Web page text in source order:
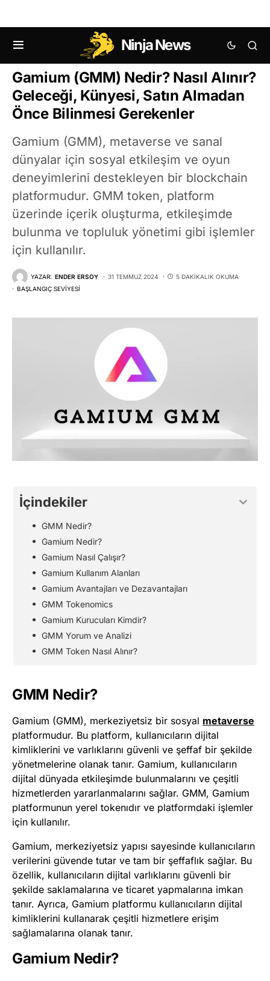
Ninja News
METAVERSE
Gamium (GMM) Nedir? Nasıl Alınır?
Geleceği, Künyesi, Satın Almadan
Önce Bilinmesi Gerekenler
Gamium (GMM), metaverse ve sanal
dünyalar için sosyal etkileşim ve oyun
deneyimlerini destekleyen bir blockchain
platformudur. GMM token, platform
üzerinde içerik oluşturma, etkileşimde
bulunma ve topluluk yönetimi gibi işlemler
için kullanılır.
YAZAR: ENDER ERSOY 31 TEMMUZ 2024
5 DAKIKALIK OKUMA
BAŞLANGIÇ SEVIYESI
İçindekiler
GMM Nedir?
Gamium Nedir?
Gamium Nasıl Çalışır?
Gamium Kullanım Alanları
Gamium Avantajları ve Dezavantajları
GMM Tokenomics
Gamium Kurucuları Kimdir?
GMM Yorum ve Analizi
GMM Token Nasıl Alınır?
GMM Nedir?
Gamium (GMM), merkeziyetsiz bir sosyal metaverse
platformudur. Bu platform, kullanıcıların dijital
kimliklerini ve varlıklarını güvenli ve şeffaf bir şekilde
yönetmelerine olanak tanır. Gamium, kullanıcıların
dijital dünyada etkileşimde bulunmalarını ve çeşitli
hizmetlerden yararlanmalarını sağlar. GMM, Gamium
platformunun yerel tokenıdır ve platformdaki işlemler
için kullanılır.
Gamium, merkeziyetsiz yapısı sayesinde kullanıcıların
verilerini güvende tutar ve tam bir şeffaflık sağlar. Bu
özellik, kullanıcıların dijital varlıklarını güvenli bir
şekilde saklamalarına ve ticaret yapmalarına imkan
tanır. Ayrıca, Gamium platformu kullanıcıların dijital
kimliklerini kullanarak çeşitli hizmetlere erişim
sağlamalarına olanak tanır.
Gamium Nedir?